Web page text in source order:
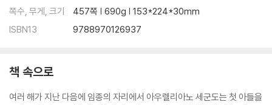
쪽수, 무게, 크기
457쪽 | 690g | 153*224*30mm
ISBN13
9788970126937
책 속으로
여러 해가 지난 다음에 임종의 자리에서 아우렐리아노 세군도는 첫 아들을